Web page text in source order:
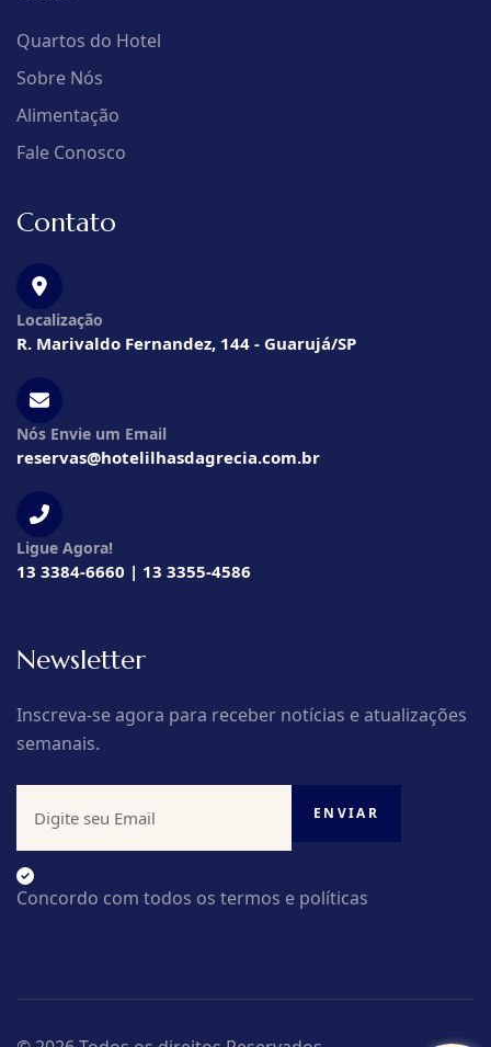
Quartos do Hotel
Sobre Nós
Alimentação
Fale Conosco
Contato
Localização
R. Marivaldo Fernandez, 144 - Guarujá/SP
Nós Envie um Email
reservas@hotelilhasdagrecia.com.br
Ligue Agora!
13 3384-6660 | 13 3355-4586
Newsletter
Inscreva-se agora para receber notícias e atualizações
semanais.
Concordo com todos os termos e políticas